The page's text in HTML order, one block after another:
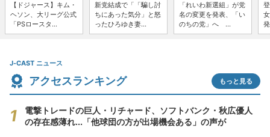
【ドジャース】キム・
ヘソン、大リーグ公式
「PSロースタ...
新党結成で「「騙し討
ちにあった気分」と怒
ったひろゆき妻...
「れいわ新選組」が党
名の変更を発表、「い
のちの党」へ ...
J-CAST ニュース
アクセスランキング もっと見る
電撃トレードの巨人・リチャード、ソフトバンク・秋広優人
の存在感薄れ...「他球団の方が出場機会ある」の声が